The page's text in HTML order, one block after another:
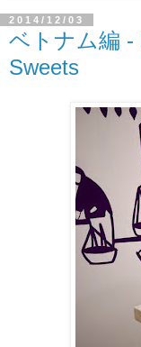
2014/12/03
ベトナム編 -
Sweets